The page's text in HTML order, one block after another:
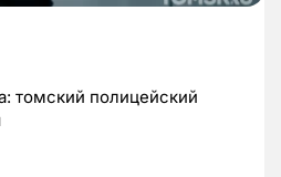
томский полицейский